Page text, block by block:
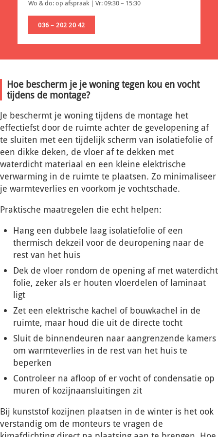
Wo & do: op afspraak | Vr: 09:30 – 15:30
036 – 202 20 42
Hoe bescherm je je woning tegen kou en vocht
tijdens de montage?
Je beschermt je woning tijdens de montage het
effectiefst door de ruimte achter de gevelopening af
te sluiten met een tijdelijk scherm van isolatiefolie of
een dikke deken, de vloer af te dekken met
waterdicht materiaal en een kleine elektrische
verwarming in de ruimte te plaatsen. Zo minimaliseer
je warmteverlies en voorkom je vochtschade.
Praktische maatregelen die echt helpen:
Hang een dubbele laag isolatiefolie of een
thermisch dekzeil voor de deuropening naar de
rest van het huis
Dek de vloer rondom de opening af met waterdicht
folie, zeker als er houten vloerdelen of laminaat
ligt
Zet een elektrische kachel of bouwkachel in de
ruimte, maar houd die uit de directe tocht
Sluit de binnendeuren naar aangrenzende kamers
om warmteverlies in de rest van het huis te
beperken
Controleer na afloop of er vocht of condensatie op
muren of kozijnaansluitingen zit
Bij kunststof kozijnen plaatsen in de winter is het ook
verstandig om de monteurs te vragen de